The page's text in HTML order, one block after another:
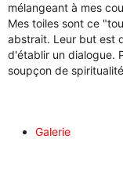
mélangeant à mes
Mes toiles sont ce
abstrait. Leur but est
d'établir un dialogue.
soupçon de
Galerie